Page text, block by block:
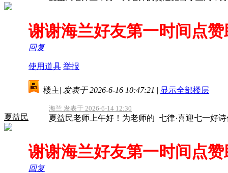
谢谢海兰好友第一时间点
回复
使用道具 举报
夏益民
楼主| 发表于 2026-6-16 10:47:21 | 显示全部楼层
海兰 发表于 2026-6-14 12:30
夏益民老师上午好！为老师的 七律·喜迎七一好
谢谢海兰好友第一时间点
回复